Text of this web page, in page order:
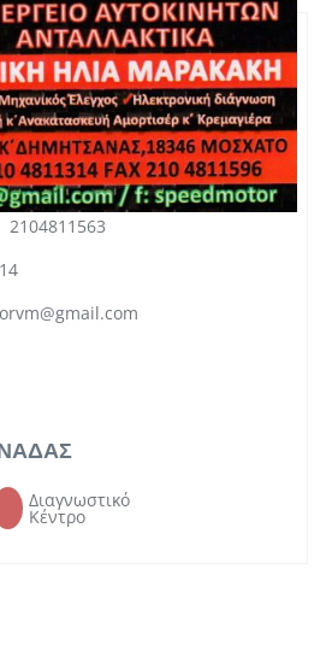
115 & Δημητσάνας, ΤΚ
Μοσχάτο, Αθήνα
2104811563
Διαγνωστικό
Κέντρο